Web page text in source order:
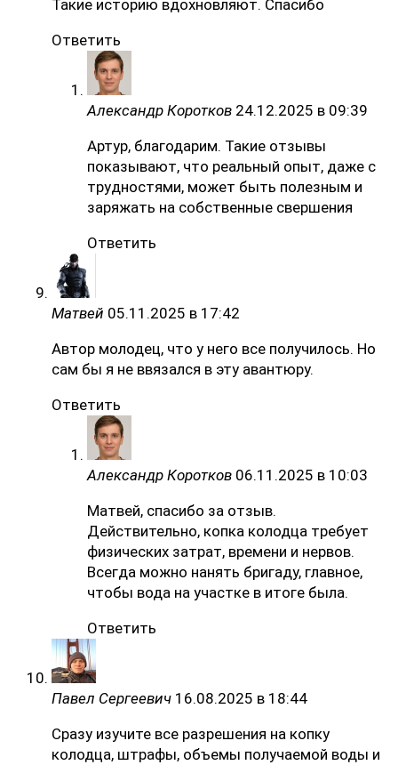
Такие историю вдохновляют. Спасибо
Ответить
Александр Коротков 24.12.2025 в 09:39
Артур, благодарим. Такие отзывы
показывают, что реальный опыт, даже с
трудностями, может быть полезным и
заряжать на собственные свершения
Ответить
Матвей 05.11.2025 в 17:42
Автор молодец, что у него все получилось. Но
сам бы я не ввязался в эту авантюру.
Ответить
Александр Коротков 06.11.2025 в 10:03
Матвей, спасибо за отзыв.
Действительно, копка колодца требует
физических затрат, времени и нервов.
Всегда можно нанять бригаду, главное,
чтобы вода на участке в итоге была.
Ответить
Павел Сергеевич 16.08.2025 в 18:44
Сразу изучите все разрешения на копку
колодца, штрафы, объемы получаемой воды и